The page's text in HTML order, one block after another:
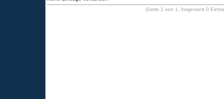
(Seite 1 von 1, insgesamt 0